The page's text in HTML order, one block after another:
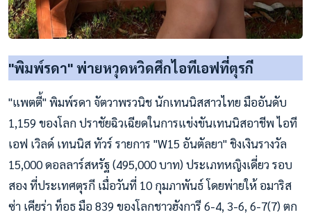
"พิมพ์รดา" พ่ายหวุดหวิดศึกไอทีเอฟที่ตุรกี
"แพตตี้" พิมพ์รดา จัตวาพรวนิช นักเทนนิสสาวไทย มืออันดับ
1,159 ของโลก ปราชัยฉิวเฉียดในการแข่งขันเทนนิสอาชีพ ไอที
เอฟ เวิลด์ เทนนิส ทัวร์ รายการ "W15 อันตัลยา" ชิงเงินรางวัล
15,000 ดอลลาร์สหรัฐ (495,000 บาท) ประเภทหญิงเดี่ยว รอบ
สอง ที่ประเทศตุรกี เมื่อวันที่ 10 กุมภาพันธ์ โดยพ่ายให้ อมาริส
ซ่า เคียร่า ท็อธ มือ 839 ของโลกชาวฮังการี 6-4, 3-6, 6-7(7) ตก